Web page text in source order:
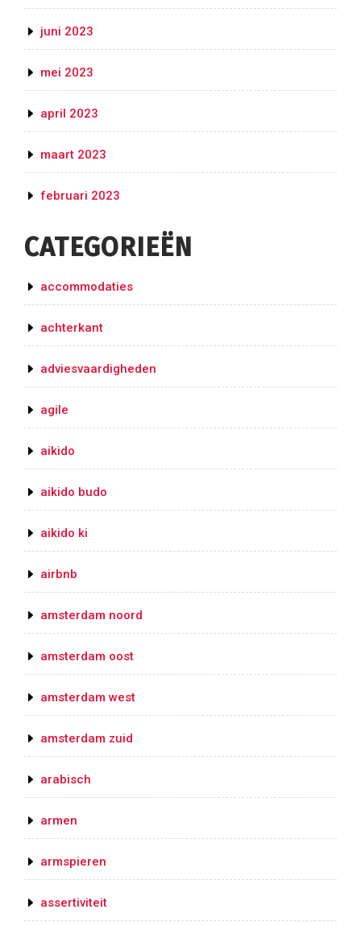
juni 2023
mei 2023
april 2023
maart 2023
februari 2023
CATEGORIEËN
accommodaties
achterkant
adviesvaardigheden
agile
aikido
aikido budo
aikido ki
airbnb
amsterdam noord
amsterdam oost
amsterdam west
amsterdam zuid
arabisch
armen
armspieren
assertiviteit